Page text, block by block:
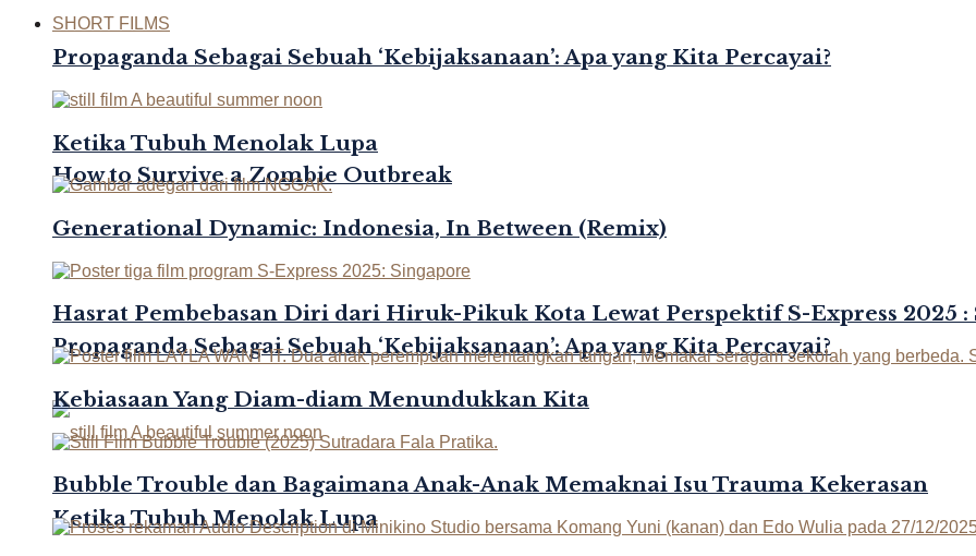
SHORT FILMS
How to Survive a Zombie Outbreak
Propaganda Sebagai Sebuah ‘Kebijaksanaan’: Apa yang Kita Percayai?
Ketika Tubuh Menolak Lupa
Propaganda Sebagai Sebuah ‘Kebijaksanaan’: Apa yang Kita Percayai?
Ketika Tubuh Menolak Lupa
Generational Dynamic: Indonesia, In Between (Remix)
Hasrat Pembebasan Diri dari Hiruk-Pikuk Kota Lewat Perspektif S-Express 2025 :
Kebiasaan Yang Diam-diam Menundukkan Kita
Bubble Trouble dan Bagaimana Anak-Anak Memaknai Isu Trauma Kekerasan